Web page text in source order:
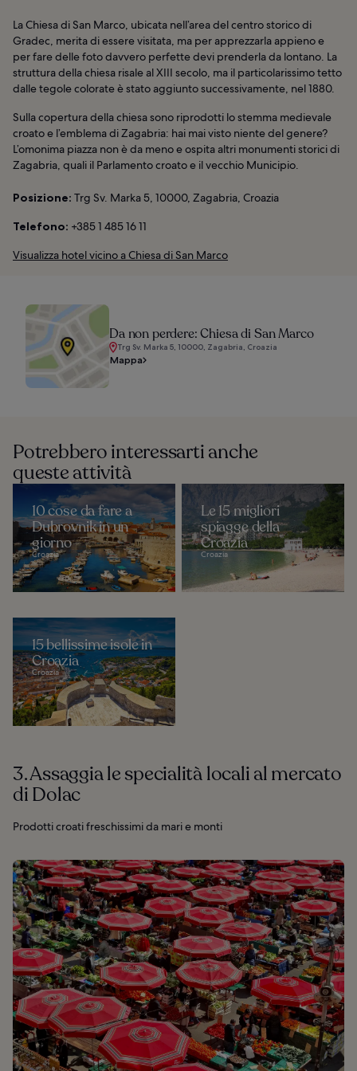
La Chiesa di San Marco, ubicata nell’area del centro storico di
Gradec, merita di essere visitata, ma per apprezzarla appieno e
per fare delle foto davvero perfette devi prenderla da lontano. La
struttura della chiesa risale al XIII secolo, ma il particolarissimo tetto
dalle tegole colorate è stato aggiunto successivamente, nel 1880.
Sulla copertura della chiesa sono riprodotti lo stemma medievale
croato e l’emblema di Zagabria: hai mai visto niente del genere?
L’omonima piazza non è da meno e ospita altri monumenti storici di
Zagabria, quali il Parlamento croato e il vecchio Municipio.
Posizione: Trg Sv. Marka 5, 10000, Zagabria, Croazia
Telefono: +385 1 485 16 11
Visualizza hotel vicino a Chiesa di San Marco
Da non perdere: Chiesa di San Marco
Trg Sv. Marka 5, 10000, Zagabria, Croazia
Mappa
Potrebbero interessarti anche
queste attività
10 cose da fare a
Dubrovnik in un
giorno
Croazia
Le 15 migliori
spiagge della
Croazia
Croazia
15 bellissime isole in
Croazia
Croazia
3. Assaggia le specialità locali al mercato
di Dolac
Prodotti croati freschissimi da mari e monti